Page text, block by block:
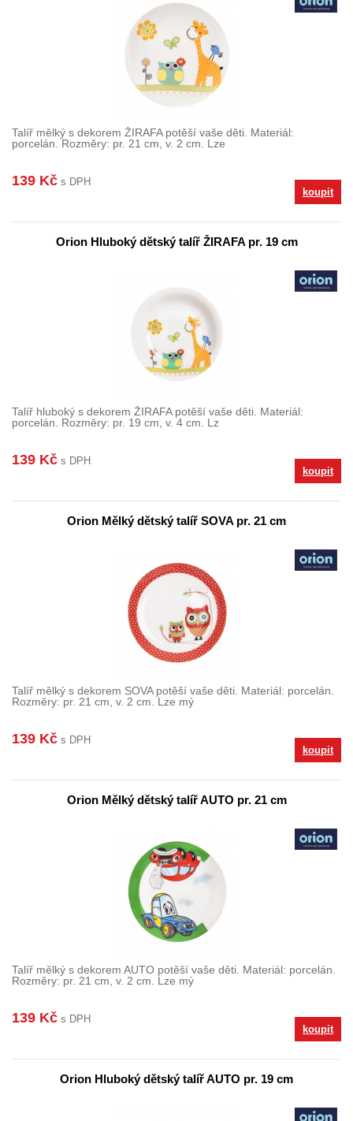
Talíř mělký s dekorem ŽIRAFA potěší vaše děti. Materiál:
porcelán. Rozměry: pr. 21 cm, v. 2 cm. Lze
139 Kč s DPH
koupit
Orion Hluboký dětský talíř ŽIRAFA pr. 19 cm
Talíř hluboký s dekorem ŽIRAFA potěší vaše děti. Materiál:
porcelán. Rozměry: pr. 19 cm, v. 4 cm. Lz
139 Kč s DPH
koupit
Orion Mělký dětský talíř SOVA pr. 21 cm
Talíř mělký s dekorem SOVA potěší vaše děti. Materiál: porcelán.
Rozměry: pr. 21 cm, v. 2 cm. Lze mý
139 Kč s DPH
koupit
Orion Mělký dětský talíř AUTO pr. 21 cm
Talíř mělký s dekorem AUTO potěší vaše děti. Materiál: porcelán.
Rozměry: pr. 21 cm, v. 2 cm. Lze mý
139 Kč s DPH
koupit
Orion Hluboký dětský talíř AUTO pr. 19 cm